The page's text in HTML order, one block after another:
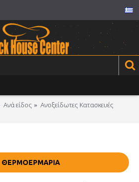
Ανά είδος
Ανοξείδωτες Kατασκευές
ΘΕΡΜΟΕΡΜΆΡΙΑ